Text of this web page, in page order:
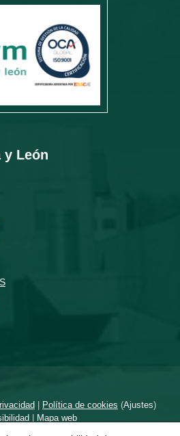
y León
| Política de cookies (Ajustes)
| Mapa web